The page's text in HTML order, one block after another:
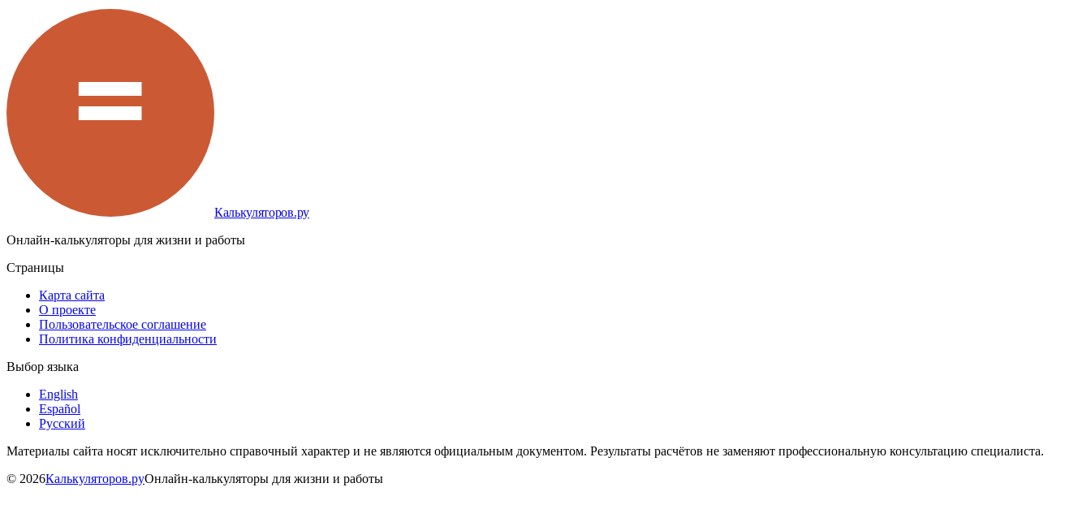
Калькуляторов.ру
Онлайн-калькуляторы для жизни и работы
Страницы
Карта сайта
О проекте
Пользовательское соглашение
Политика конфиденциальности
Выбор языка
English
Español
Русский
Материалы сайта носят исключительно справочный характер и не являются официальным документом. Результаты расчётов не заменяют профессиональную консультацию специалиста.
© 2026Калькуляторов.руОнлайн-калькуляторы для жизни и работы